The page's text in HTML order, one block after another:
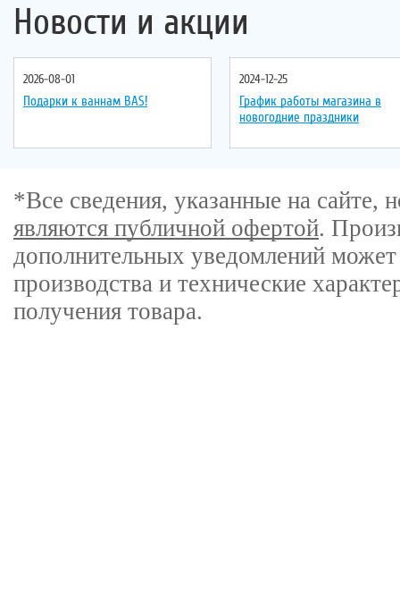
Новости и акции
2026-08-01
Подарки к ваннам BAS!
2024-12-25
График работы магазина в
новогодние праздники
*Все сведения, указанные на
являются публичной офертой.
дополнительных уведомлений
производства и технические
получения товара.